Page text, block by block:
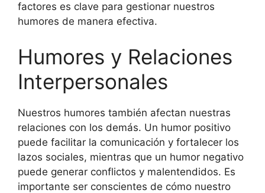
factores es clave para gestionar nuestros
humores de manera efectiva.
Humores y Relaciones
Interpersonales
Nuestros humores también afectan nuestras
relaciones con los demás. Un humor positivo
puede facilitar la comunicación y fortalecer los
lazos sociales, mientras que un humor negativo
puede generar conflictos y malentendidos. Es
importante ser conscientes de cómo nuestro